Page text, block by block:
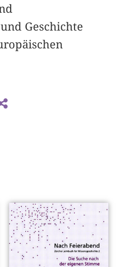
Geschichte